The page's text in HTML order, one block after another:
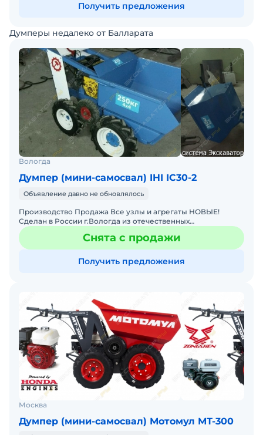
Получить предложения
Думперы недалеко от Балларата
Вологда
Думпер (мини-самосвал) IHI IC30-2
Объявление давно не обновлялось
Производство Продажа Все узлы и агрегаты НОВЫЕ!
Сделан в России г.Вологда из отечественных
комплектующих! Запчасти в любом магазине,но они и не
пригодятся!
Снята с продажи
Получить предложения
Москва
Думпер (мини-самосвал) Мотомул МТ-300